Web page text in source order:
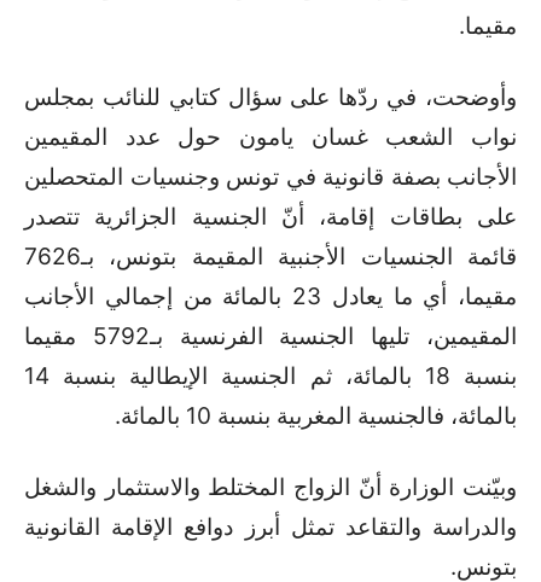
مقيما.
وأوضحت، في ردّها على سؤال كتابي للنائب بمجلس
نواب الشعب غسان يامون حول عدد المقيمين
الأجانب بصفة قانونية في تونس وجنسيات المتحصلين
على بطاقات إقامة، أنّ الجنسية الجزائرية تتصدر
قائمة الجنسيات الأجنبية المقيمة بتونس، بـ7626
مقيما، أي ما يعادل 23 بالمائة من إجمالي الأجانب
المقيمين، تليها الجنسية الفرنسية بـ5792 مقيما
بنسبة 18 بالمائة، ثم الجنسية الإيطالية بنسبة 14
بالمائة، فالجنسية المغربية بنسبة 10 بالمائة
.
وبيّنت الوزارة أنّ الزواج المختلط والاستثمار والشغل
والدراسة والتقاعد تمثل أبرز دوافع الإقامة القانونية
بتونس.